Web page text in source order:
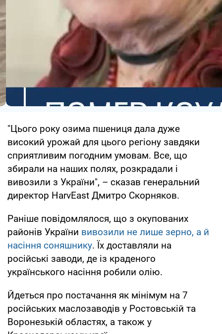
"Цього року озима пшениця дала дуже
високий урожай для цього регіону завдяки
сприятливим погодним умовам. Все, що
збирали на наших полях, розкрадали і
вивозили з України", – сказав генеральний
директор HarvEast Дмитро Скорняков.
Раніше повідомлялося, що з окупованих
районів України вивозили не лише зерно, а й
насіння соняшнику. Їх доставляли на
російські заводи, де із краденого
українського насіння робили олію.
Йдеться про постачання як мінімум на 7
російських маслозаводів у Ростовській та
Воронезькій областях, а також у